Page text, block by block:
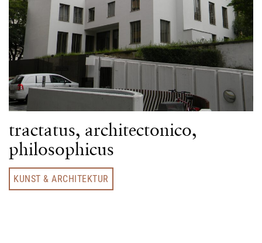
tractatus, architectonico,
philosophicus
KUNST & ARCHITEKTUR